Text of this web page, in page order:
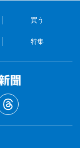
買う
特集